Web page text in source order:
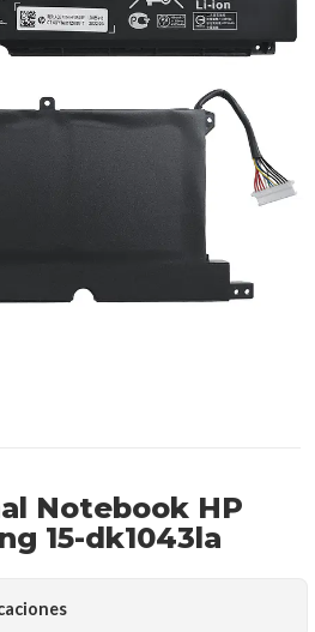
Notebook HP
15-dk1043la